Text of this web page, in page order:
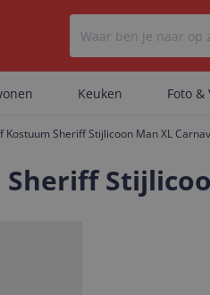
Keuken Foto &
Kostuum Sheriff Stijlicoon Man XL